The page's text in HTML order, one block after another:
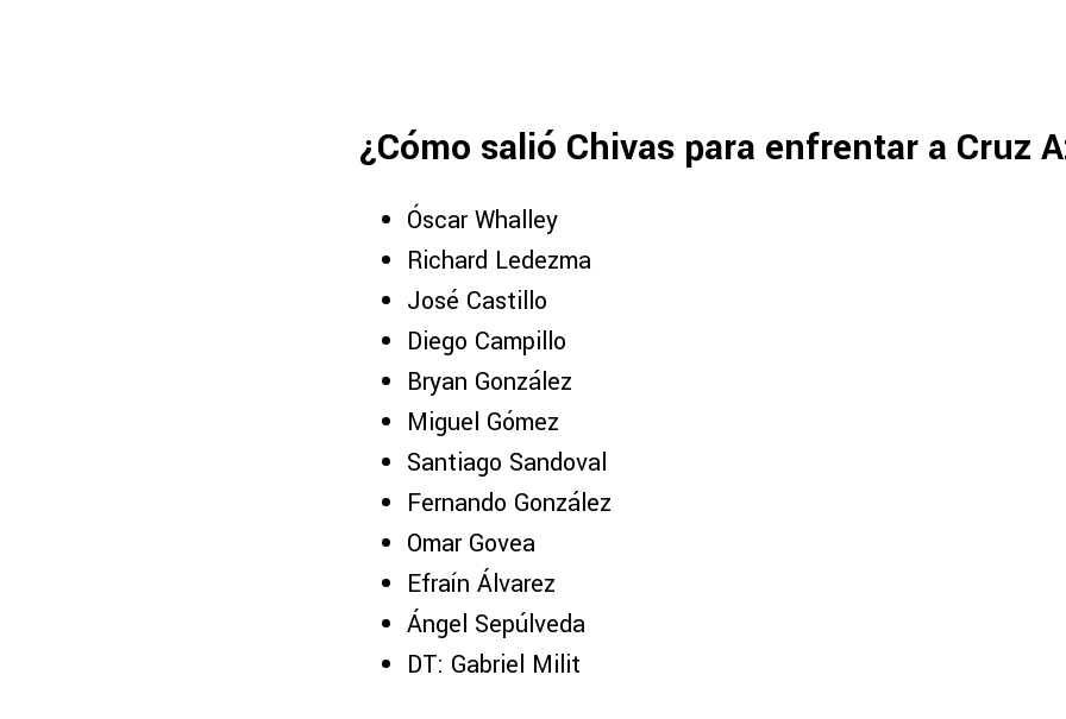
¿Cómo salió Chivas para enfrentar a Cruz
Óscar Whalley
Richard Ledezma
José Castillo
Diego Campillo
Bryan González
Miguel Gómez
Santiago Sandoval
Fernando González
Omar Govea
Efraín Álvarez
Ángel Sepúlveda
DT: Gabriel Milit